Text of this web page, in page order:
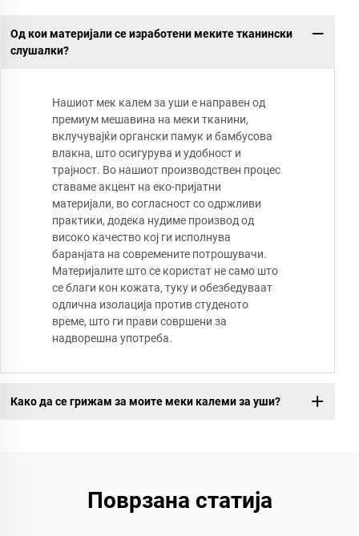
Од кои материјали се изработени меките тканински
слушалки?
Нашиот мек калем за уши е направен од
премиум мешавина на меки тканини,
вклучувајќи органски памук и бамбусова
влакна, што осигурува и удобност и
трајност. Во нашиот производствен процес
ставаме акцент на еко-пријатни
материјали, во согласност со одржливи
практики, додека нудиме производ од
високо качество кој ги исполнува
баранјата на современите потрошувачи.
Материјалите што се користат не само што
се благи кон кожата, туку и обезбедуваат
одлична изолација против студеното
време, што ги прави совршени за
надворешна употреба.
Како да се грижам за моите меки калеми за уши?
Поврзана статија